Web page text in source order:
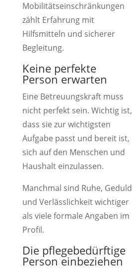
Mobilitätseinschränkungen
zählt Erfahrung mit
Hilfsmitteln und sicherer
Begleitung.
Keine perfekte
Person erwarten
Eine Betreuungskraft muss
nicht perfekt sein. Wichtig ist,
dass sie zur wichtigsten
Aufgabe passt und bereit ist,
sich auf den Menschen und
Haushalt einzulassen.
Manchmal sind Ruhe, Geduld
und Verlässlichkeit wichtiger
als viele formale Angaben im
Profil.
Die pflegebedürftige
Person einbeziehen